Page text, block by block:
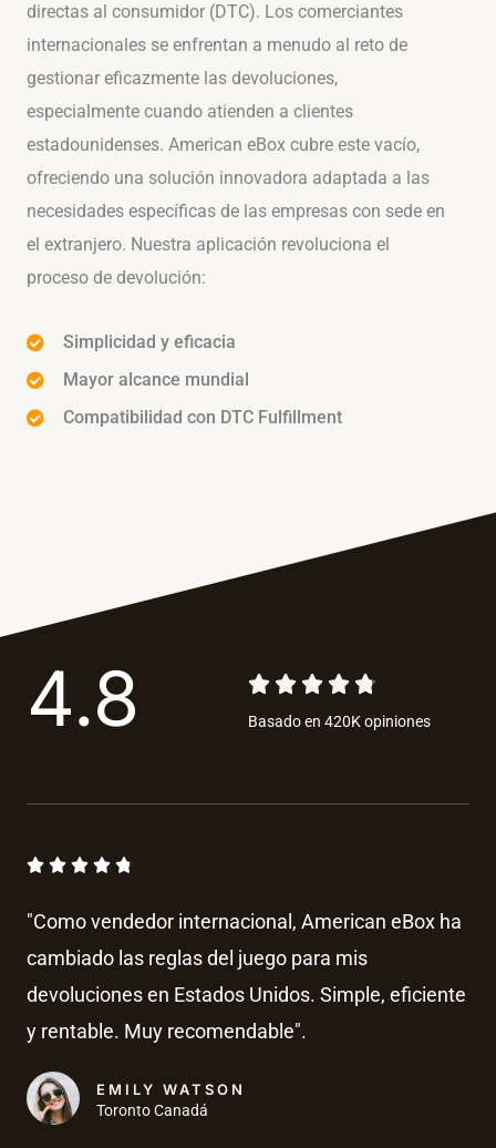
directas al consumidor (DTC). Los comerciantes
internacionales se enfrentan a menudo al reto de
gestionar eficazmente las devoluciones,
especialmente cuando atienden a clientes
estadounidenses. American eBox cubre este vacío,
ofreciendo una solución innovadora adaptada a las
necesidades específicas de las empresas con sede en
el extranjero. Nuestra aplicación revoluciona el
proceso de devolución:
Simplicidad y eficacia
Mayor alcance mundial
Compatibilidad con DTC Fulfillment
4.8     
a
o
d
Basado en 420K opiniones
    
l
o
r
a
o
c
"Como vendedor internacional, American eBox ha
cambiado las reglas del juego para mis
devoluciones en Estados Unidos. Simple, eficiente
y rentable. Muy recomendable".
EMILY WATSON
Toronto Canadá